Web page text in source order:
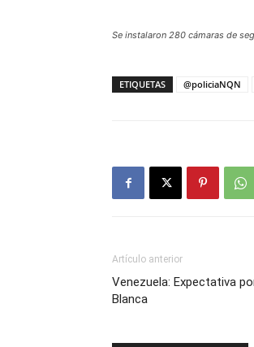
Se instalaron 280 cámaras de
ETIQUETAS @policiaNQN
Artículo anterior
Venezuela: Expectativa
Blanca